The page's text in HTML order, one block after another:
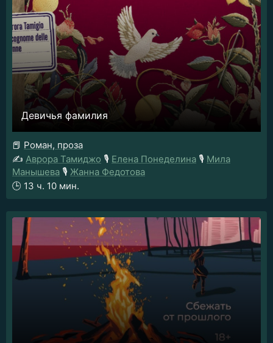
Девичья фамилия
📕 Роман, проза
✍️ Аврора Тамиджо 🎙️ Елена Понеделина 🎙️ Мила
Манышева 🎙️ Жанна Федотова
🕒 13 ч. 10 мин.